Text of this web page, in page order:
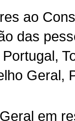
ao
das
Geral,
em